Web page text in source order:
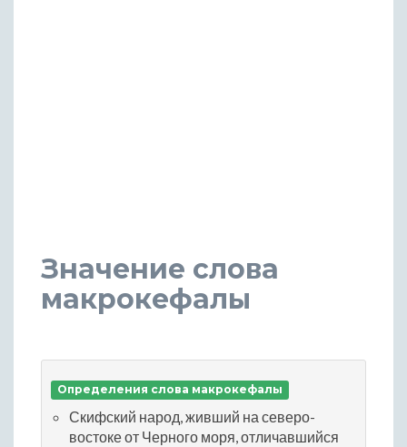
Значение слова
макрокефалы
Определения слова макрокефалы
Скифский народ, живший на северо-
востоке от Черного моря, отличавшийся